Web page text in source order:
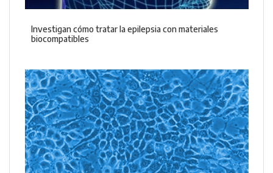
Investigan cómo tratar la epilepsia con materiales
biocompatibles